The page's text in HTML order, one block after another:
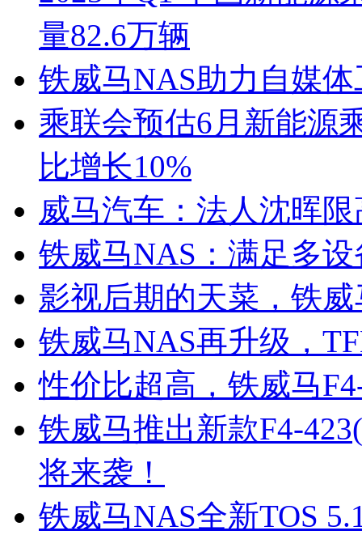
量82.6万辆
铁威马NAS助力自媒
乘联会预估6月新能源
比增长10%
威马汽车：法人沈晖
铁威马NAS：满足多
影视后期的天菜，铁
铁威马NAS再升级，
性价比超高，铁威马
铁威马推出新款F4-
将来袭！
铁威马NAS全新TOS